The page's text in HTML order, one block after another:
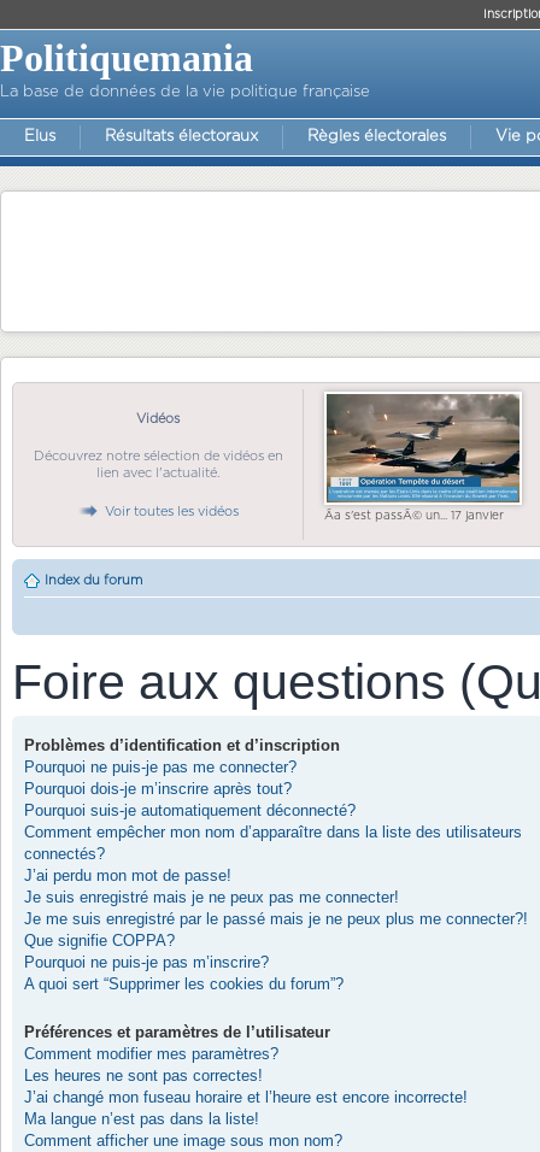
Politiquemania
La base de données de la vie politique française
Elus Résultats électoraux Règles électorales Vie
Vidéos
Découvrez notre sélection de vidéos en
lien avec l'actualité.
Voir toutes les vidéos Ãa s'est passÃ© un... 17 janvier
Index du forum
Foire aux questions
Problèmes d’identification et d’inscription
Pourquoi ne puis-je pas me connecter?
Pourquoi dois-je m’inscrire après tout?
Pourquoi suis-je automatiquement déconnecté?
Comment empêcher mon nom d’apparaître dans la liste des utilisateurs
connectés?
J’ai perdu mon mot de passe!
Je suis enregistré mais je ne peux pas me connecter!
Je me suis enregistré par le passé mais je ne peux plus me connecter?!
Que signifie COPPA?
Pourquoi ne puis-je pas m’inscrire?
A quoi sert “Supprimer les cookies du forum”?
Préférences et paramètres de l’utilisateur
Comment modifier mes paramètres?
Les heures ne sont pas correctes!
J’ai changé mon fuseau horaire et l’heure est encore incorrecte!
Ma langue n’est pas dans la liste!
Comment afficher une image sous mon nom?